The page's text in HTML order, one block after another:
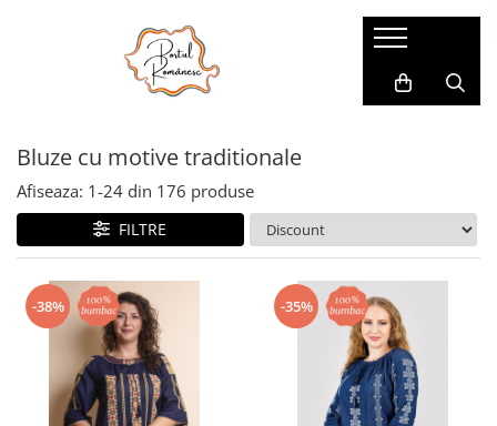
Pijamale Dama Marimi Mari
Halate
Pijamale Baieti
Pijamale Fetite
Imbracaminte copii
Imbracaminte Baieti
Bluze cu motive traditionale
Afiseaza: 1-24 din 176 produse
FILTRE
-38% -35%